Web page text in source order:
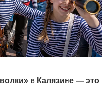
в Калязине —